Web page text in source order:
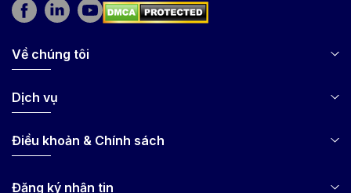
Về chúng tôi
Dịch vụ
Điều khoản & Chính sách
Đăng ký nhận tin